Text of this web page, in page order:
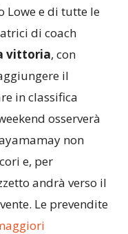
Lowe e di tutte le
di coach
vittoria, con
il
in classifica
osserverà
non
e, per
andrà verso il
Le prevendite